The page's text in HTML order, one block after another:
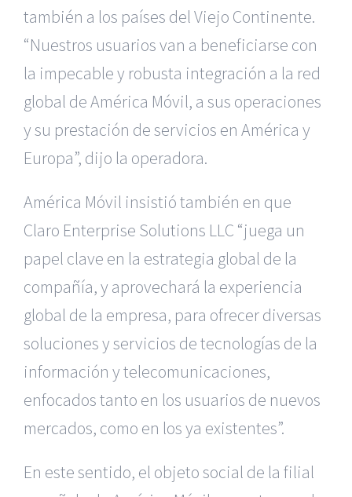
también a los países del Viejo Continente.
“Nuestros usuarios van a beneficiarse con
la impecable y robusta integración a la red
global de América Móvil, a sus operaciones
y su prestación de servicios en América y
Europa”, dijo la operadora.
América Móvil insistió también en que
Claro Enterprise Solutions LLC “juega un
papel clave en la estrategia global de la
compañía, y aprovechará la experiencia
global de la empresa, para ofrecer diversas
soluciones y servicios de tecnologías de la
información y telecomunicaciones,
enfocados tanto en los usuarios de nuevos
mercados, como en los ya existentes”.
En este sentido, el objeto social de la filial